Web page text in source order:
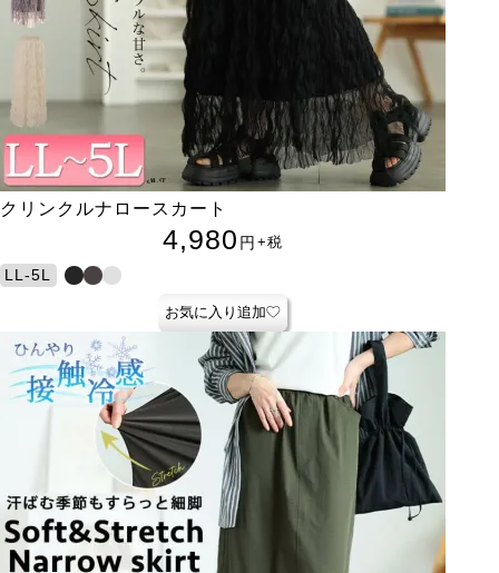
クリンクルナロースカート
4,980 円 +税
LL-5L
お気に入り追加